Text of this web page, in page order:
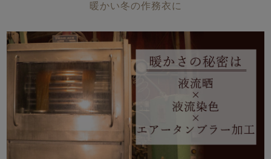
暖かい冬の作務衣に